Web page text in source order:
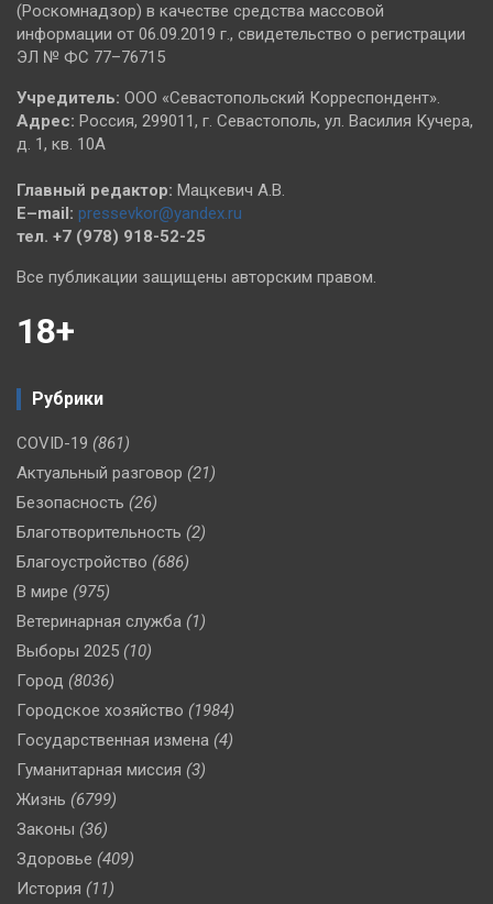
(Роскомнадзор) в качестве средства массовой
информации от 06.09.2019 г., свидетельство о регистрации
ЭЛ № ФС 77–76715
Учредитель: ООО «Севастопольский Корреспондент».
Адрес: Россия, 299011, г. Севастополь, ул. Василия Кучера,
д. 1, кв. 10А
Главный редактор: Мацкевич А.В.
E–mail: pressevkor@yandex.ru
тел. +7 (978) 918-52-25
Все публикации защищены авторским правом.
18+
Рубрики
COVID-19 (861)
Актуальный разговор (21)
Безопасность (26)
Благотворительность (2)
Благоустройство (686)
В мире (975)
Ветеринарная служба (1)
Выборы 2025 (10)
Город (8036)
Городское хозяйство (1984)
Государственная измена (4)
Гуманитарная миссия (3)
Жизнь (6799)
Законы (36)
Здоровье (409)
История (11)